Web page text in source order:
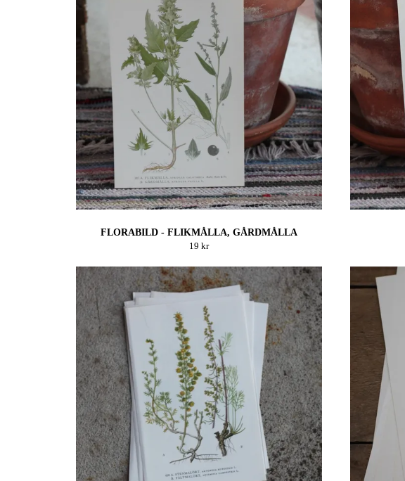
FLORABILD - FLIKMÅLLA, GÅRDMÅLLA
19 kr